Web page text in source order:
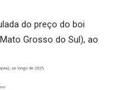
do preço do boi
Grosso do Sul), ao